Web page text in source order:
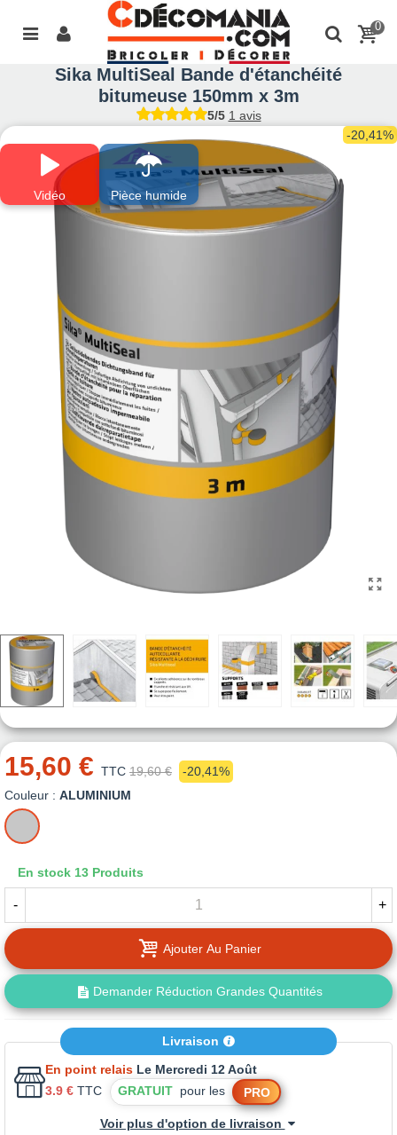
0
Sika MultiSeal Bande d'étanchéité
bitumeuse 150mm x 3m
5/5 1 avis
Vidéo Pièce humide
-20,41%
15,60 € TTC 19,60 €
-20,41%
Couleur : ALUMINIUM
ALUMINIUM
En stock 13 Produits
- +
Ajouter Au Panier
Demander Réduction Grandes Quantités
Livraison
En point relais Le Mercredi 12 Août
3.9 € TTC GRATUIT pour les PRO
Voir plus d'option de livraison